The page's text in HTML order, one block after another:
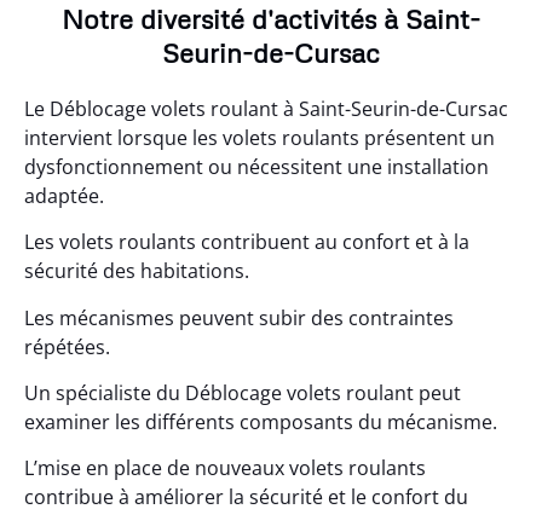
Notre diversité d'activités à Saint-
Seurin-de-Cursac
Le Déblocage volets roulant à Saint-Seurin-de-Cursac
intervient lorsque les volets roulants présentent un
dysfonctionnement ou nécessitent une installation
adaptée.
Les volets roulants contribuent au confort et à la
sécurité des habitations.
Les mécanismes peuvent subir des contraintes
répétées.
Un spécialiste du Déblocage volets roulant peut
examiner les différents composants du mécanisme.
L’mise en place de nouveaux volets roulants
contribue à améliorer la sécurité et le confort du